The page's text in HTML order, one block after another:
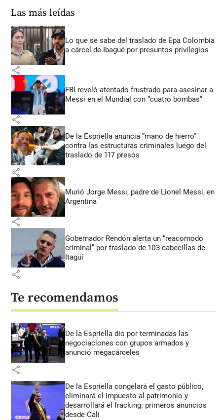
Las más leídas
Lo que se sabe del traslado de Epa Colombia
a cárcel de Ibagué por presuntos privilegios
share
FBI reveló atentado frustrado para asesinar a
Messi en el Mundial con “cuatro bombas”
share
De la Espriella anuncia “mano de hierro”
contra las estructuras criminales luego del
traslado de 117 presos
share
Murió Jorge Messi, padre de Lionel Messi, en
Argentina
share
Gobernador Rendón alerta un “reacomodo
criminal” por traslado de 103 cabecillas de
Itagüí
share
Te recomendamos
De la Espriella dio por terminadas las
negociaciones con grupos armados y
anunció megacárceles
share
De la Espriella congelará el gasto público,
eliminará el impuesto al patrimonio y
desarrollará el fracking: primeros anuncios
desde Cali